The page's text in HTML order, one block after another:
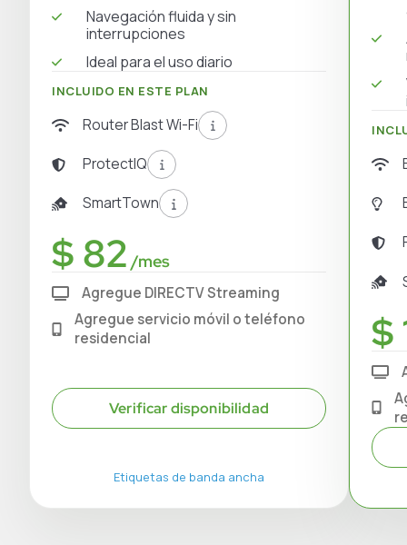
$ 82 /mes
Navegación fluida y sin
interrupciones
Ideal para el uso diario
INCLUIDO EN ESTE PLAN
Router Blast Wi-Fi
ProtectIQ
SmartTown
Agregue DIRECTV Streaming
Agregue servicio móvil o teléfono
residencial
Verificar disponibilidad
Etiquetas de banda ancha
$